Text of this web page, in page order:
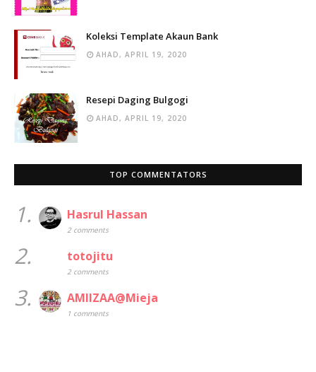
Koleksi Template Akaun Bank
AHAD, APRIL 19, 2020
Resepi Daging Bulgogi
AHAD, APRIL 19, 2020
TOP COMMENTATORS
1. Hasrul Hassan
2 comments
2. totojitu
2 comments
3. AMIIZAA@Mieja
1 comments